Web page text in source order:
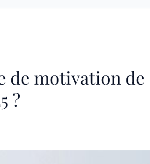
de motivation de
?